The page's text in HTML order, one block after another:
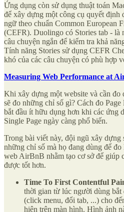
Ứng dụng còn sử dụng thuật toán
để xây dựng một công cụ quyết định
ngữ theo chuẩn Common European
(CEFR). Duolingo có Stories tab - là
câu chuyện ngắn để kiểm tra khả
Tính năng Stories sử dụng CEFR
khó của các câu chuyện có phù hợp
Measuring Web Performance at
Khi xây dựng một website và cần đo
sẽ đo những chỉ số gì? Cách đo
bắt đầu ít hữu dụng hơn khi các ứng
Single Page ngày càng phổ biến.
Trong bài viết này, đội ngũ xây dựng
những chỉ số mà họ đang dùng để
web AirBnB nhằm tạo cơ sở để giúp
được tốt hơn.
Time To First Contentful
thời gian từ lúc người dùng bắt
(click menu, đổi tab, ...) cho
hiện trên màn hình. Hình ảnh